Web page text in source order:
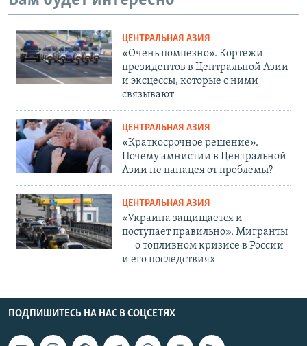
ЦЕНТРАЛЬНАЯ АЗИЯ
«Очень помпезно». Кортежи
президентов в Центральной Азии
и эксцессы, которые с ними
связывают
ЦЕНТРАЛЬНАЯ АЗИЯ
«Краткосрочное решение».
Почему амнистии в Центральной
Азии не панацея от проблемы?
ЦЕНТРАЛЬНАЯ АЗИЯ
«Украина защищается и
поступает правильно». Мигранты
— о топливном кризисе в России
и его последствиях
ПОДПИШИТЕСЬ НА НАС В СОЦСЕТЯХ